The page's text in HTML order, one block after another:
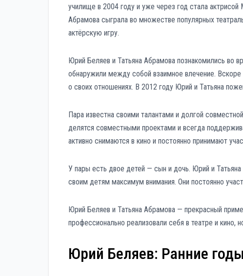
училище в 2004 году и уже через год стала
Абрамова сыграла во множестве популярных
актёрскую игру.
Юрий Беляев и Татьяна Абрамова познакомились во
обнаружили между собой взаимное влечение. Вскоре
о своих отношениях. В 2012 году Юрий и Татьяна
Пара известна своими талантами и долгой
делятся совместными проектами и всегда
активно снимаются в кино и постоянно принимают
У пары есть двое детей — сын и дочь. Юрий и
своим детям максимум внимания. Они постоянно
Юрий Беляев и Татьяна Абрамова — прекрасный
профессионально реализовали себя в театре и
Юрий Беляев: Ранние